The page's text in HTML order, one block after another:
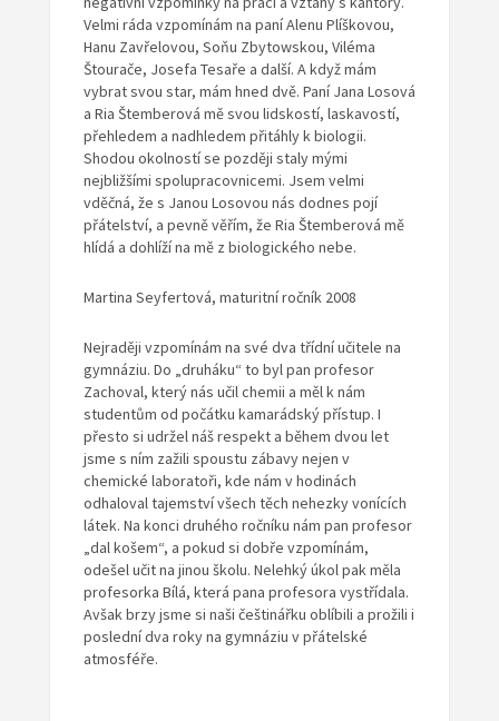
Velmi ráda vzpomínám na paní Alenu Plíškovou,
Hanu Zavřelovou, Soňu Zbytowskou, Viléma
Štourače, Josefa Tesaře a další. A když mám
vybrat svou star, mám hned dvě. Paní Jana Losová
a Ria Štemberová mě svou lidskostí, laskavostí,
přehledem a nadhledem přitáhly k biologii.
Shodou okolností se později staly mými
nejbližšími spolupracovnicemi. Jsem velmi
vděčná, že s Janou Losovou nás dodnes pojí
přátelství, a pevně věřím, že Ria Štemberová mě
hlídá a dohlíží na mě z biologického nebe.
Martina Seyfertová, maturitní ročník 2008
Nejraději vzpomínám na své dva třídní učitele na
gymnáziu. Do „druháku“ to byl pan profesor
Zachoval, který nás učil chemii a měl k nám
studentům od počátku kamarádský přístup. I
přesto si udržel náš respekt a během dvou let
jsme s ním zažili spoustu zábavy nejen v
chemické laboratoři, kde nám v hodinách
odhaloval tajemství všech těch nehezky vonících
látek. Na konci druhého ročníku nám pan profesor
„dal košem“, a pokud si dobře vzpomínám,
odešel učit na jinou školu. Nelehký úkol pak měla
profesorka Bílá, která pana profesora vystřídala.
Avšak brzy jsme si naši češtinářku oblíbili a prožili i
poslední dva roky na gymnáziu v přátelské
atmosféře.